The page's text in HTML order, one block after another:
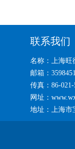
联系我们
名称：上海旺
邮箱：
传真：86-021-
网址：
地址：上海市